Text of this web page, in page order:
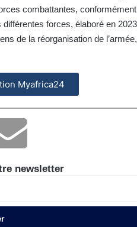
combattantes,
forces, élaboré en
de la réorganisation de
Myafrica24
newsletter